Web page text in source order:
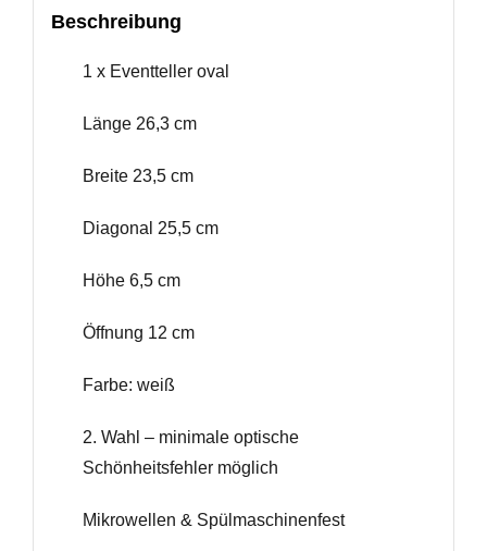
Beschreibung
1 x Eventteller oval
Länge 26,3 cm
Breite 23,5 cm
Diagonal 25,5 cm
Höhe 6,5 cm
Öffnung 12 cm
Farbe: weiß
2. Wahl – minimale optische
Schönheitsfehler möglich
Mikrowellen & Spülmaschinenfest